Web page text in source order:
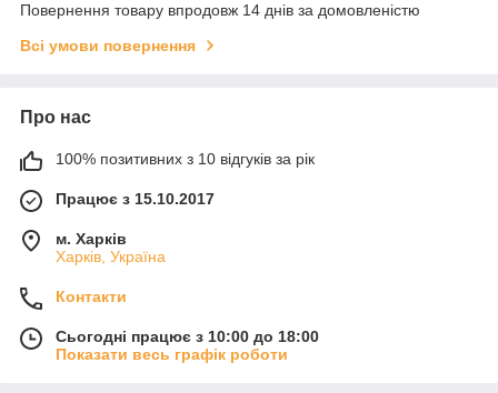
Повернення товару впродовж 14 днів за домовленістю
Всі умови повернення
Про нас
100% позитивних з 10 відгуків за рік
Працює з 15.10.2017
м. Харків
Харків, Україна
Контакти
Сьогодні працює з 10:00 до 18:00
Показати весь графік роботи